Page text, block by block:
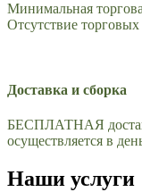
Минимальная
Отсутствие
Доставка и сборка
БЕСПЛАТНАЯ
осуществляется в
Наши услуги